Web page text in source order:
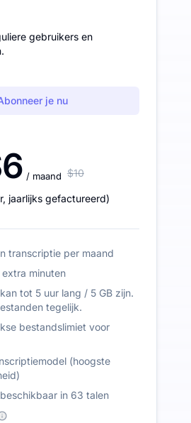
gebruikers en
je nu
/ maand $10
, jaarlijks gefactureerd)
transcriptie per maand
minuten
tot 5 uur lang / 5 GB zijn.
tegelijk.
bestandslimiet voor
(hoogste
in 63 talen